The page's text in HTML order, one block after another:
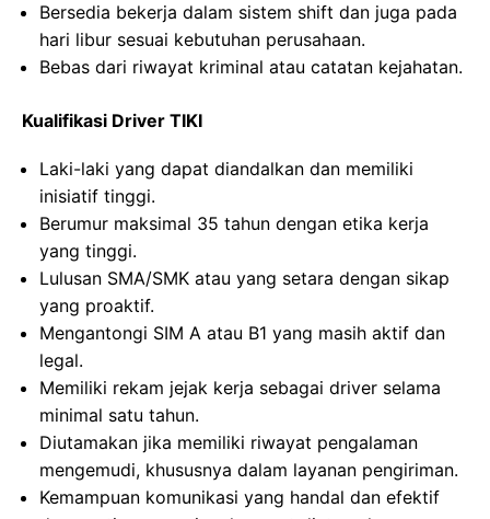
Bersedia bekerja dalam sistem shift dan juga pada
hari libur sesuai kebutuhan perusahaan.
Bebas dari riwayat kriminal atau catatan kejahatan.
Kualifikasi Driver TIKI
Laki-laki yang dapat diandalkan dan memiliki
inisiatif tinggi.
Berumur maksimal 35 tahun dengan etika kerja
yang tinggi.
Lulusan SMA/SMK atau yang setara dengan sikap
yang proaktif.
Mengantongi SIM A atau B1 yang masih aktif dan
legal.
Memiliki rekam jejak kerja sebagai driver selama
minimal satu tahun.
Diutamakan jika memiliki riwayat pengalaman
mengemudi, khususnya dalam layanan pengiriman.
Kemampuan komunikasi yang handal dan efektif